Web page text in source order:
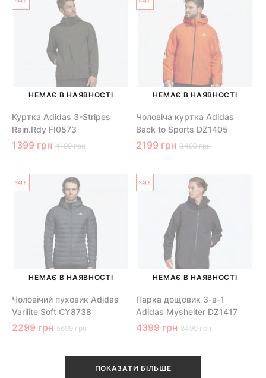
НЕМАЄ В НАЯВНОСТІ
Куртка Adidas 3-Stripes
Rain.Rdy FI0573
1399 грн 4199 грн
НЕМАЄ В НАЯВНОСТІ
Чоловіча куртка Adidas
Back to Sports DZ1405
2199 грн 3499 грн
НЕМАЄ В НАЯВНОСТІ
Чоловічий пуховик Adidas
Varilite Soft CY8738
2299 грн 5699 грн
НЕМАЄ В НАЯВНОСТІ
Парка дощовик 3-в-1
Adidas Myshelter DZ1417
4399 грн 8499 грн
ПОКАЗАТИ БІЛЬШЕ